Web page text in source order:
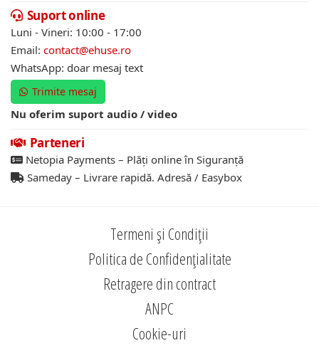
Suport online
Luni - Vineri: 10:00 - 17:00
Email: contact@ehuse.ro
WhatsApp: doar mesaj text
Trimite mesaj
Nu oferim suport audio / video
Parteneri
Netopia Payments – Plăți online în Siguranță
Sameday – Livrare rapidă. Adresă / Easybox
Termeni și Condiții
Politica de Confidențialitate
Retragere din contract
ANPC
Cookie-uri